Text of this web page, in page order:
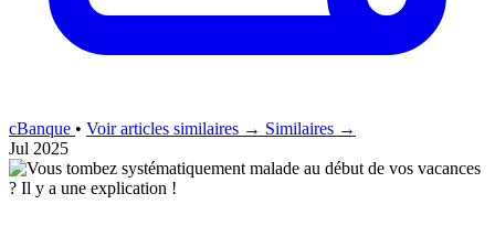
cBanque • Voir articles similaires → Similaires →
Jul 2025